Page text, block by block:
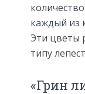
каждый из
Эти цветы
типу
«Грин